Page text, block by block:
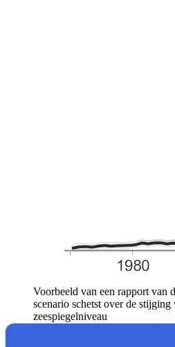
Voorbeeld van een rapport van
scenario schetst over de stijging
zeespiegelniveau